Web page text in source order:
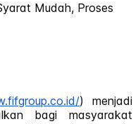
Mudah, Proses
) menjadi
bagi masyarakat